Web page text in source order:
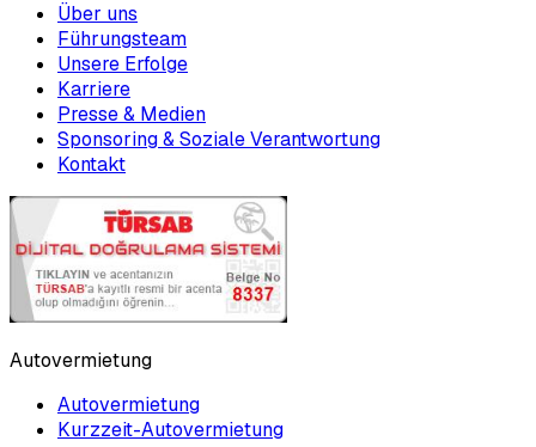
Über uns
Führungsteam
Unsere Erfolge
Karriere
Presse & Medien
Sponsoring & Soziale Verantwortung
Kontakt
Autovermietung
Autovermietung
Kurzzeit-Autovermietung